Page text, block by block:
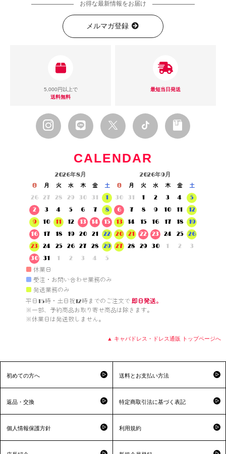
お得な最新情報をお届け
メルマガ登録
5,000円以上で
送料無料
最短当日発送
CALENDAR
2026年8月
日 月 火 水 木 金
土
26
27 28 29 30 31
1
2
3 4 5 6 7
8
9
10 11 12 13 14
15
16
17 18 19 20 21
22
23
24 25 26 27 28
29
30
31 1 2 3 4 5
2026年9月
日 月 火 水 木 金
土
30
31 1 2 3 4
5
6
7 8 9 10 11
12
13
14 15 16 17 18
19
20
21 22 23 24 25
26
27
28 29 30 1 2 3
■ 休業日
■ 受注・お問い合わせ業務のみ
■ 発送業務のみ
平日15時・土日祝12時までのご注文で 即日発送。
※一部、予約商品お取り寄せ商品は除きます。
※休業日は発送致しません。
▲ キャバドレス・ドレス通販 トップページへ
初めての方へ 送料とお支払い方法
返品・交換 特定商取引法に基づく表記
個人情報保護方針 利用規約